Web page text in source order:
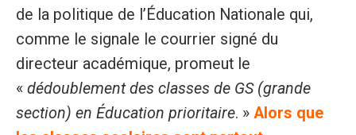
de la politique de l’Éducation Nationale qui,
comme le signale le courrier signé du
directeur académique, promeut le
« dédoublement des classes de GS (grande
section) en Éducation prioritaire. » Alors que